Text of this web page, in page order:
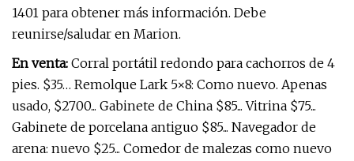
1401 para obtener más información. Debe
reunirse/saludar en Marion.
En venta: Corral portátil redondo para cachorros de 4
pies. $35… Remolque Lark 5×8: Como nuevo. Apenas
usado, $2700... Gabinete de China $85... Vitrina $75...
Gabinete de porcelana antiguo $85... Navegador de
arena: nuevo $25... Comedor de malezas como nuevo